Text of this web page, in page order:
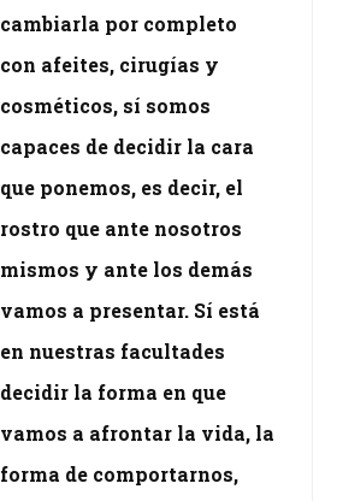
cambiarla por completo
con afeites, cirugías y
cosméticos, sí somos
capaces de decidir la cara
que ponemos, es decir, el
rostro que ante nosotros
mismos y ante los demás
vamos a presentar. Sí está
en nuestras facultades
decidir la forma en que
vamos a afrontar la vida, la
forma de comportarnos,